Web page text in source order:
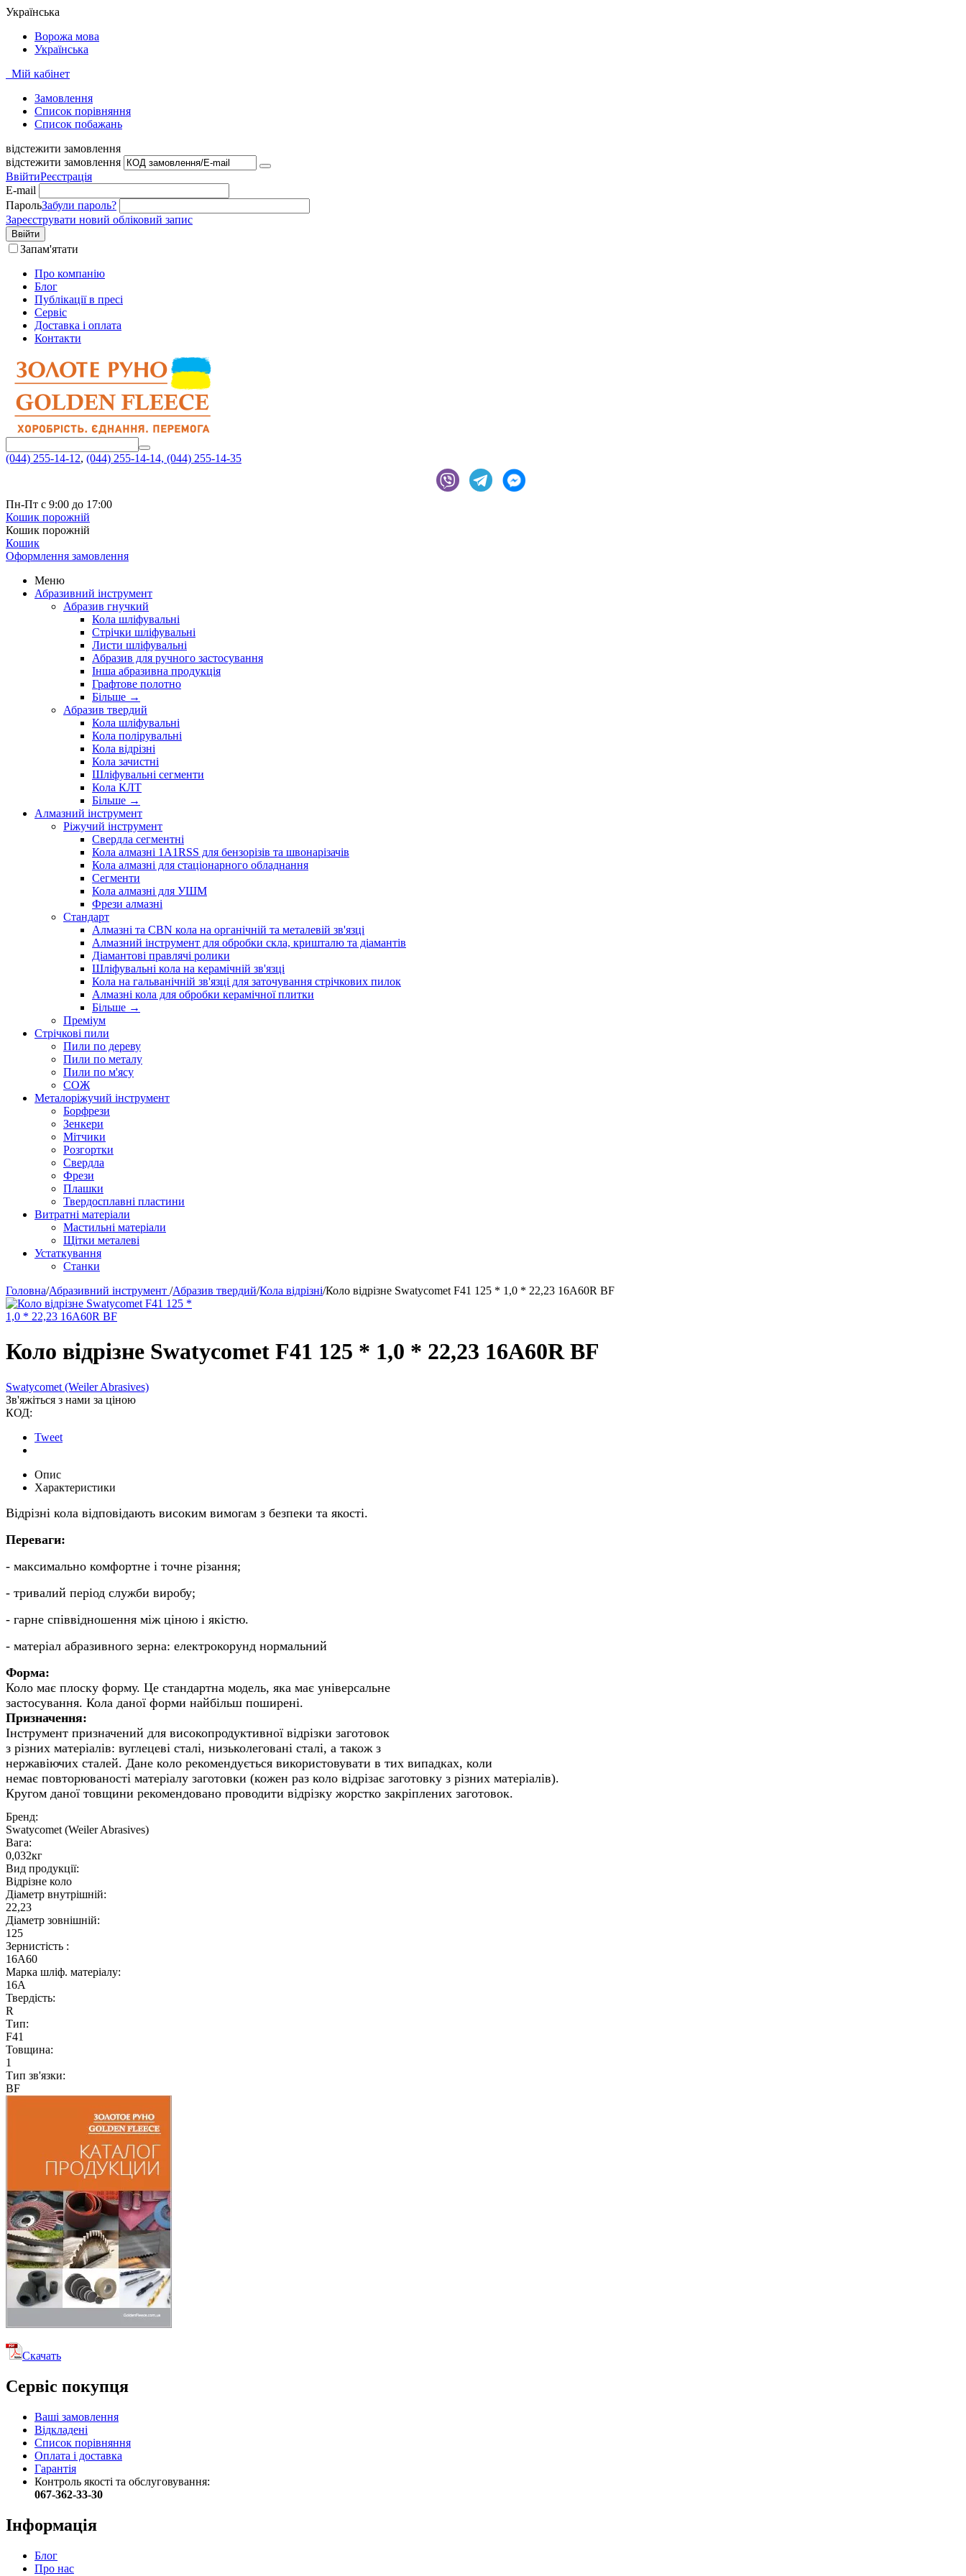
Українська
Ворожа мова
Українська
Мій кабінет
Замовлення
Cписок порівняння
Список побажань
відстежити замовлення
відстежити замовлення
ВвійтиРеєстрація
E-mail
ПарольЗабули пароль?
Зареєструвати новий обліковий запис
Ввійти
Запам'ятати
Про компанію
Блог
Публікації в пресі
Сервіс
Доставка і оплата
Контакти
(044) 255-14-12, (044) 255-14-14, (044) 255-14-35
Пн-Пт с 9:00 до 17:00
Кошик порожній
Кошик порожній
Кошик
Оформлення замовлення
Меню
Абразивний інструмент
Абразив гнучкий
Кола шліфувальні
Стрічки шліфувальні
Листи шліфувальні
Абразив для ручного застосування
Інша абразивна продукція
Графтове полотно
Більше →
Абразив твердий
Кола шліфувальні
Кола полірувальні
Кола відрізні
Кола зачистні
Шліфувальні сегменти
Кола КЛТ
Більше →
Алмазний інструмент
Ріжучий інструмент
Свердла сегментні
Кола алмазні 1A1RSS для бензорізів та швонарізачів
Кола алмазні для стаціонарного обладнання
Сегменти
Кола алмазні для УШМ
Фрези алмазні
Стандарт
Алмазні та CBN кола на органічній та металевій зв'язці
Алмазний інструмент для обробки скла, кришталю та діамантів
Діамантові правлячі ролики
Шліфувальні кола на керамічній зв'язці
Кола на гальванічній зв'язці для заточування стрічкових пилок
Алмазні кола для обробки керамічної плитки
Більше →
Преміум
Стрічкові пили
Пили по дереву
Пили по металу
Пили по м'ясу
СОЖ
Металоріжучий інструмент
Борфрези
Зенкери
Мітчики
Розгортки
Свердла
Фрези
Плашки
Твердосплавні пластини
Витратні матеріали
Мастильні матеріали
Щітки металеві
Устаткування
Станки
Головна/Абразивний інструмент /Абразив твердий/Кола відрізні/Коло відрізне Swatycomet F41 125 * 1,0 * 22,23 16A60R BF
Коло відрізне Swatycomet F41 125 * 1,0 * 22,23 16A60R BF
Swatycomet (Weiler Abrasives)
Зв'яжіться з нами за ціною
КОД:
Tweet
Опис
Характеристики
Відрізні кола відповідають високим вимогам з безпеки та якості.
Переваги:
- максимально комфортне і точне різання;
- тривалий період служби виробу;
- гарне співвідношення між ціною і якістю.
- матеріал абразивного зерна: електрокорунд нормальний
Коло має плоску форму. Це стандартна модель, яка має універсальне
Призначення:
Інструмент призначений для високопродуктивної відрізки заготовок
з різних матеріалів: вуглецеві сталі, низьколеговані сталі, а також з
нержавіючих сталей. Дане коло рекомендується використовувати в тих випадках, коли
немає повторюваності матеріалу заготовки (кожен раз коло відрізає заготовку з різних матеріалів).
Кругом даної товщини рекомендовано проводити відрізку жорстко закріплених заготовок.
Бренд:
Swatycomet (Weiler Abrasives)
Вага:
0,032кг
Вид продукції:
Відрізне коло
Діаметр внутрішній:
22,23
Діаметр зовнішній:
125
Зернистість :
16A60
Марка шліф. матеріалу:
16А
Твердість:
R
Тип:
F41
Товщина:
1
Тип зв'язки:
BF
Скачать
Сервіс покупця
Ваші замовлення
Відкладені
Список порівняння
Оплата і доставка
Гарантія
Контроль якості та обслуговування:
067-362-33-30
Інформація
Блог
Про нас